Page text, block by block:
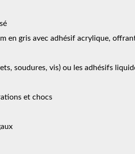
en gris avec adhésif acrylique,
soudures, vis) ou les adhésifs
et chocs